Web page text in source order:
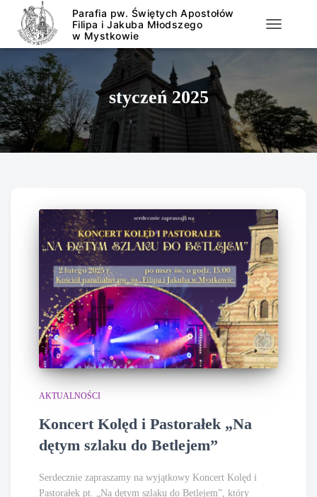
styczeń 2025
AKTUALNOŚCI
Koncert Kolęd i Pastorałek „Na
dętym szlaku do Betlejem”
Serdecznie zapraszamy na wyjątkowy Koncert Kolęd i
Pastorałek pt. „Na dętym szlaku do Betlejem”, który